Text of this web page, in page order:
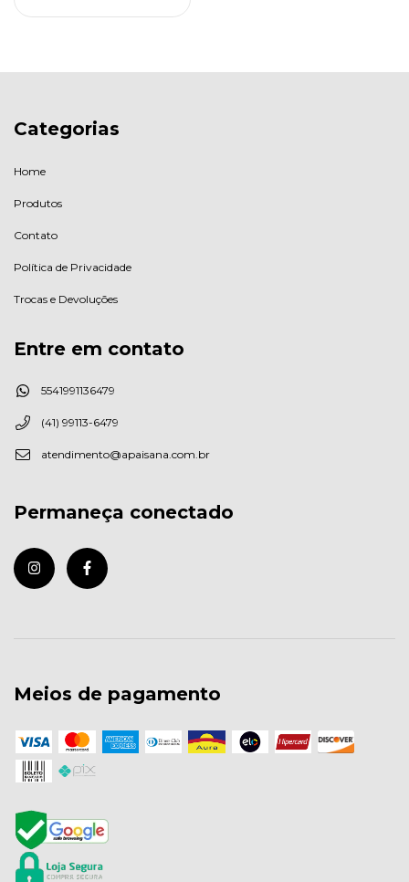
Categorias
Home
Produtos
Contato
Política de Privacidade
Trocas e Devoluções
Entre em contato
5541991136479
(41) 99113-6479
atendimento@apaisana.com.br
Permaneça conectado
Meios de pagamento